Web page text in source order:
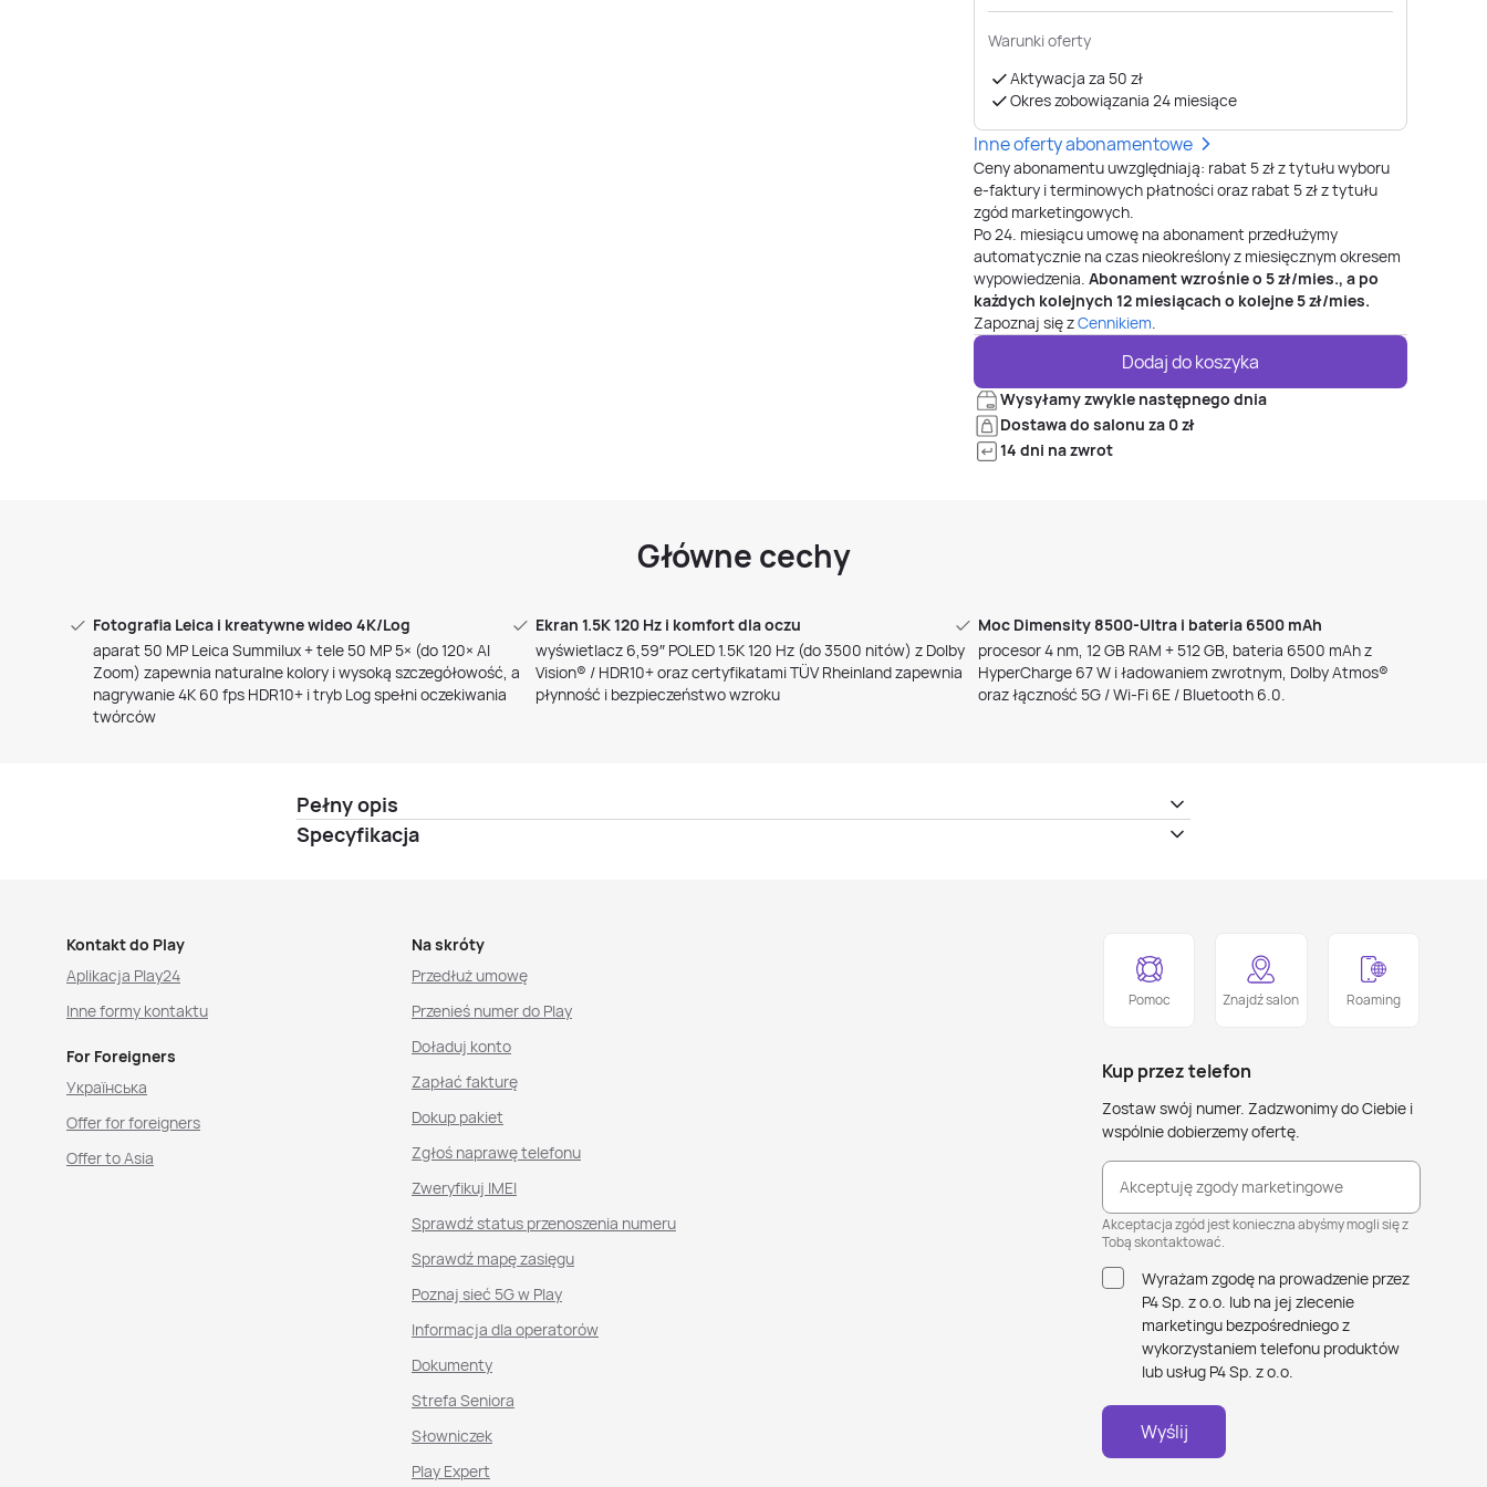
Warunki oferty
Aktywacja za 50 zł
Okres zobowiązania 24 miesiące
Inne oferty abonamentowe
Ceny abonamentu uwzględniają: rabat 5 zł z tytułu wyboru
e-faktury i terminowych płatności oraz rabat 5 zł z tytułu
zgód marketingowych.
Po24. miesiącu umowę na abonament przedłużymy
automatycznie na czas nieokreślony z miesięcznym okresem
wypowiedzenia. Abonament wzrośnie o 5zł/mies., a po
każdych kolejnych 12 miesiącach o kolejne5zł/mies.
Zapoznaj się zCennikiem.
Dodaj do koszyka
Wysyłamy zwykle następnego dnia
Dostawa do salonu za 0 zł
14 dni na zwrot
Główne cechy
Fotografia Leica i kreatywne wideo 4K/Log
aparat 50 MP Leica Summilux + tele 50 MP 5× (do 120× AI
Zoom) zapewnia naturalne kolory i wysoką szczegółowość, a
nagrywanie 4K 60 fps HDR10+ i tryb Log spełni oczekiwania
twórców
Ekran 1.5K 120 Hz i komfort dla oczu
wyświetlacz 6,59″ POLED 1.5K 120 Hz (do 3500 nitów) z Dolby
Vision® / HDR10+ oraz certyfikatami TÜV Rheinland zapewnia
płynność i bezpieczeństwo wzroku
Moc Dimensity 8500‑Ultra i bateria 6500 mAh
procesor 4 nm, 12 GB RAM + 512 GB, bateria 6500 mAh z
HyperCharge 67 W i ładowaniem zwrotnym, Dolby Atmos®
oraz łączność 5G / Wi‑Fi 6E / Bluetooth 6.0.
Pełny opis
Specyfikacja
Kontakt do Play
Aplikacja Play24
Inne formy kontaktu
For Foreigners
Українська
Offer for foreigners
Offer to Asia
Na skróty
Przedłuż umowę
Przenieś numer do Play
Doładuj konto
Zapłać fakturę
Dokup pakiet
Zgłoś naprawę telefonu
Zweryfikuj IMEI
Sprawdź status przenoszenia numeru
Sprawdź mapę zasięgu
Poznaj sieć 5G w Play
Informacja dla operatorów
Dokumenty
Strefa Seniora
Słowniczek
Play Expert
Pomoc Znajdź salon Roaming
Kup przez telefon
Zostaw swój numer. Zadzwonimy do Ciebie i
wspólnie dobierzemy ofertę.
Akceptuję zgody marketingowe
Akceptacja zgód jest konieczna abyśmy mogli się z
Tobą skontaktować.
Wyrażam zgodę na prowadzenie przez
P4 Sp. z o.o. lub na jej zlecenie
marketingu bezpośredniego z
wykorzystaniem telefonu produktów
lub usług P4 Sp. z o.o.
Wyślij